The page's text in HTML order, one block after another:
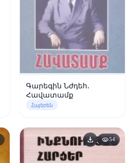
Գարեգին Նժդեհ.
Հավատամք
Հայերեն
download visibility54